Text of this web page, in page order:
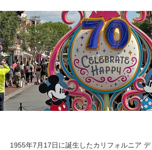
1955年7月17日に誕生したカリフォルニア デ